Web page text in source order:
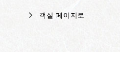
객실 페이지로